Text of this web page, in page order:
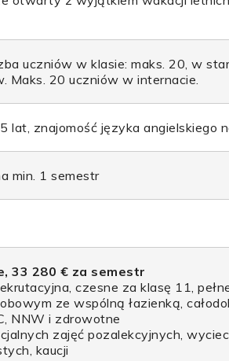
uczniów w klasie: maks. 20, w
Maks. 20 uczniów w internacie.
lat, znajomość języka angielskiego
min. 1 semestr
33 280 € za semestr
czesne za klasę 11,
ze wspólną łazienką,
NNW i zdrowotne
zajęć pozalekcyjnych,
kaucji